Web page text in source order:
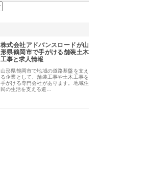
株式会社アドバンスロードが山
形県鶴岡市で手がける舗装土木
工事と求人情報
山形県鶴岡市で地域の道路基盤を支え
る企業として、舗装工事や土木工事を
手がける専門会社があります。地域住
民の生活を支える道…